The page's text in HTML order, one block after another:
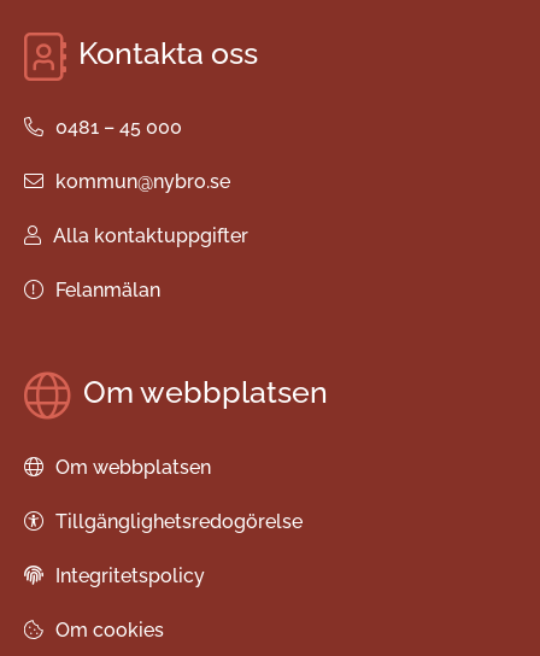
Kontakta oss
0481 – 45 000
kommun@nybro.se
Alla kontaktuppgifter
Felanmälan
Om webbplatsen
Om webbplatsen
Tillgänglighetsredogörelse
Integritetspolicy
Om cookies